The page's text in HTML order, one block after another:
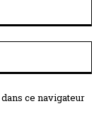
ce navigateur